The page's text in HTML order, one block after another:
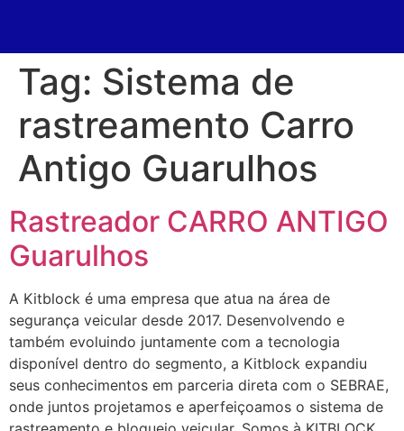
Tag: Sistema de
rastreamento Carro
Antigo Guarulhos
Rastreador CARRO ANTIGO
Guarulhos
A Kitblock é uma empresa que atua na área de
segurança veicular desde 2017. Desenvolvendo e
também evoluindo juntamente com a tecnologia
disponível dentro do segmento, a Kitblock expandiu
seus conhecimentos em parceria direta com o SEBRAE,
onde juntos projetamos e aperfeiçoamos o sistema de